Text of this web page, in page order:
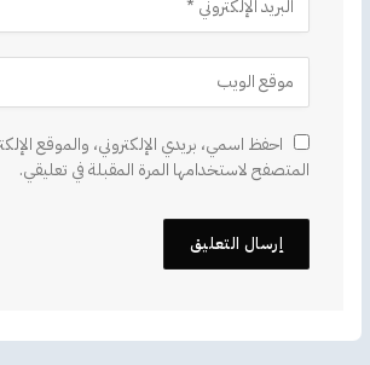
احفظ اسمي، بريدي الإلكتروني، والموقع
المتصفح لاستخدامها المرة المقبلة في تعليقي.